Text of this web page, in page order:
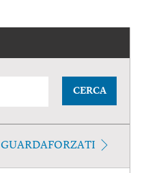
CERCA
GUARDAFORZATI